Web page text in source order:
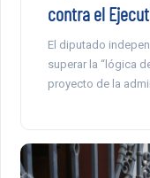
contra el
El diputado
superar la “lógica
proyecto de la